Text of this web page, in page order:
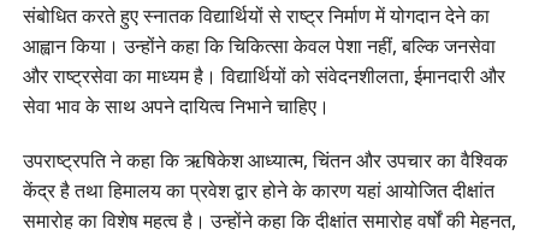
संबोधित करते हुए स्नातक विद्यार्थियों से राष्ट्र निर्माण में योगदान देने का
आह्वान किया। उन्होंने कहा कि चिकित्सा केवल पेशा नहीं, बल्कि जनसेवा
और राष्ट्रसेवा का माध्यम है। विद्यार्थियों को संवेदनशीलता, ईमानदारी और
सेवा भाव के साथ अपने दायित्व निभाने चाहिए।
उपराष्ट्रपति ने कहा कि ऋषिकेश आध्यात्म, चिंतन और उपचार का वैश्विक
केंद्र है तथा हिमालय का प्रवेश द्वार होने के कारण यहां आयोजित दीक्षांत
समारोह का विशेष महत्व है। उन्होंने कहा कि दीक्षांत समारोह वर्षों की मेहनत,